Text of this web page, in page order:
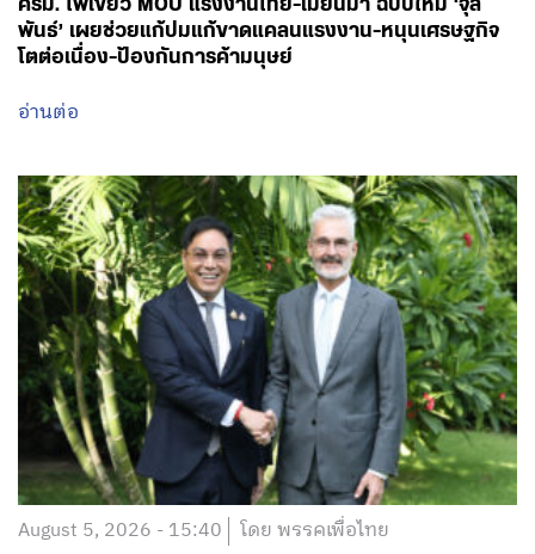
ครม. ไฟเขียว MOU แรงงานไทย-เมียนมา ฉบับใหม่ ‘จุล
พันธ์’ เผยช่วยแก้ปมแก้ขาดแคลนแรงงาน-หนุนเศรษฐกิจ
โตต่อเนื่อง-ป้องกันการค้ามนุษย์
อ่านต่อ
August 5, 2026 - 15:40 โดย พรรคเพื่อไทย